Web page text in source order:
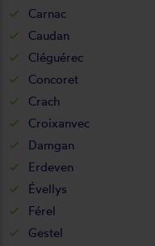
Carnac
Caudan
Cléguérec
Concoret
Crach
Croixanvec
Damgan
Erdeven
Évellys
Férel
Gestel